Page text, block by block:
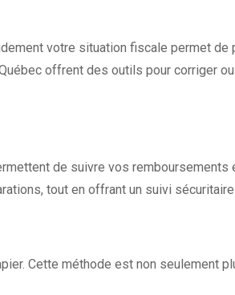
votre situation fiscale permet de
offrent des outils pour corriger
de suivre vos remboursements
tout en offrant un suivi sécuritaire
Cette méthode est non seulement